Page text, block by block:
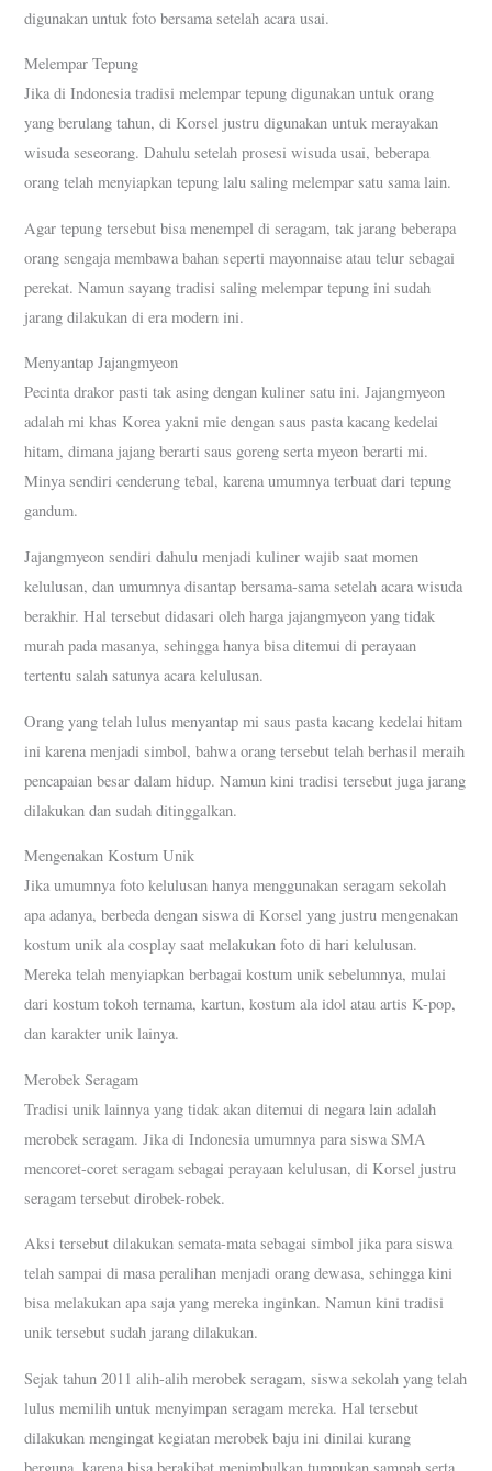
digunakan untuk foto bersama setelah acara usai.
Melempar Tepung
Jika di Indonesia tradisi melempar tepung digunakan untuk orang
yang berulang tahun, di Korsel justru digunakan untuk merayakan
wisuda seseorang. Dahulu setelah prosesi wisuda usai, beberapa
orang telah menyiapkan tepung lalu saling melempar satu sama lain.
Agar tepung tersebut bisa menempel di seragam, tak jarang beberapa
orang sengaja membawa bahan seperti mayonnaise atau telur sebagai
perekat. Namun sayang tradisi saling melempar tepung ini sudah
jarang dilakukan di era modern ini.
Menyantap Jajangmyeon
Pecinta drakor pasti tak asing dengan kuliner satu ini. Jajangmyeon
adalah mi khas Korea yakni mie dengan saus pasta kacang kedelai
hitam, dimana jajang berarti saus goreng serta myeon berarti mi.
Minya sendiri cenderung tebal, karena umumnya terbuat dari tepung
gandum.
Jajangmyeon sendiri dahulu menjadi kuliner wajib saat momen
kelulusan, dan umumnya disantap bersama-sama setelah acara wisuda
berakhir. Hal tersebut didasari oleh harga jajangmyeon yang tidak
murah pada masanya, sehingga hanya bisa ditemui di perayaan
tertentu salah satunya acara kelulusan.
Orang yang telah lulus menyantap mi saus pasta kacang kedelai hitam
ini karena menjadi simbol, bahwa orang tersebut telah berhasil meraih
pencapaian besar dalam hidup. Namun kini tradisi tersebut juga jarang
dilakukan dan sudah ditinggalkan.
Mengenakan Kostum Unik
Jika umumnya foto kelulusan hanya menggunakan seragam sekolah
apa adanya, berbeda dengan siswa di Korsel yang justru mengenakan
kostum unik ala cosplay saat melakukan foto di hari kelulusan.
Mereka telah menyiapkan berbagai kostum unik sebelumnya, mulai
dari kostum tokoh ternama, kartun, kostum ala idol atau artis K-pop,
dan karakter unik lainya.
Merobek Seragam
Tradisi unik lainnya yang tidak akan ditemui di negara lain adalah
merobek seragam. Jika di Indonesia umumnya para siswa SMA
mencoret-coret seragam sebagai perayaan kelulusan, di Korsel justru
seragam tersebut dirobek-robek.
Aksi tersebut dilakukan semata-mata sebagai simbol jika para siswa
telah sampai di masa peralihan menjadi orang dewasa, sehingga kini
bisa melakukan apa saja yang mereka inginkan. Namun kini tradisi
unik tersebut sudah jarang dilakukan.
Sejak tahun 2011 alih-alih merobek seragam, siswa sekolah yang telah
lulus memilih untuk menyimpan seragam mereka. Hal tersebut
dilakukan mengingat kegiatan merobek baju ini dinilai kurang